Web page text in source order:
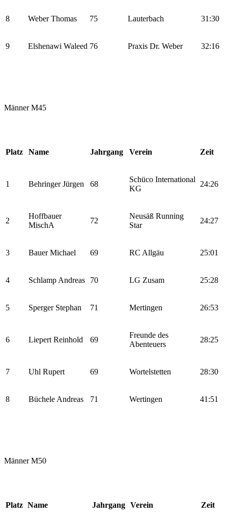
8 Weber Thomas 75 Lauterbach 31:30
9 Elshenawi Waleed 76 Praxis Dr. Weber 32:16
Männer M45
Platz Name Jahrgang Verein Zeit
1 Behringer Jürgen 68
Schüco International
KG
24:26
2
Hoffbauer
MischA
72
Neusäß Running
Star
24:27
3 Bauer Michael 69 RC Allgäu 25:01
4 Schlamp Andreas 70 LG Zusam 25:28
5 Sperger Stephan 71 Mertingen 26:53
6 Liepert Reinhold 69
Freunde des
Abenteuers
28:25
7 Uhl Rupert 69 Wortelstetten 28:30
8 Büchele Andreas 71 Wertingen 41:51
Männer M50
Platz Name Jahrgang Verein Zeit